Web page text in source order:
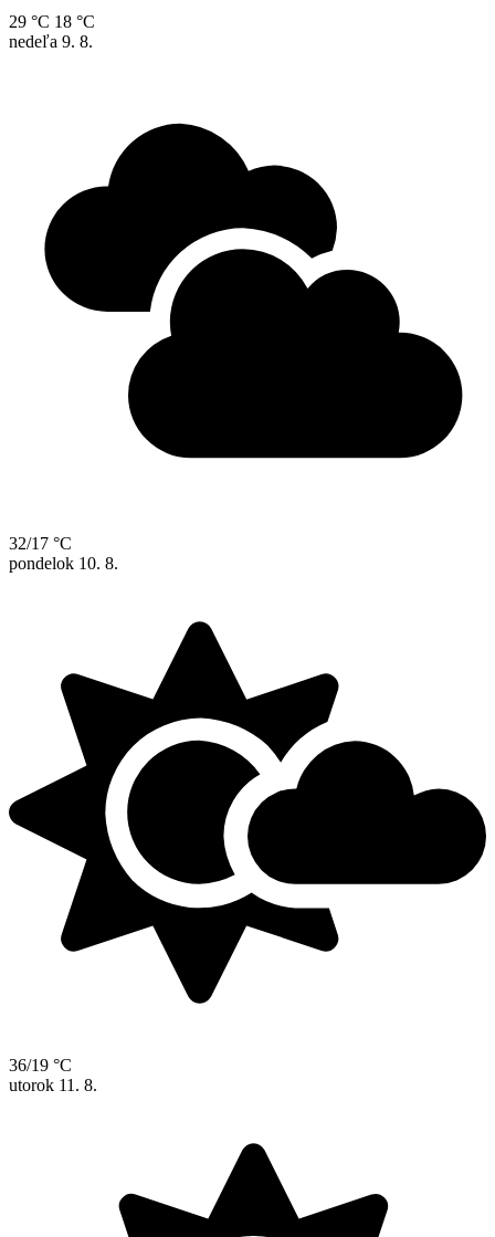
29 °C 18 °C
nedeľa 9. 8.
32/17 °C
pondelok 10. 8.
36/19 °C
utorok 11. 8.